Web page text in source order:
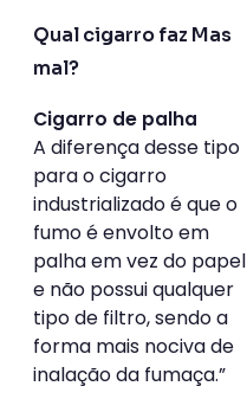
Qual cigarro faz Mas
mal?
Cigarro de palha
A diferença desse tipo
para o cigarro
industrializado é que o
fumo é envolto em
palha em vez do papel
e não possui qualquer
tipo de filtro, sendo a
forma mais nociva de
inalação da fumaça.”